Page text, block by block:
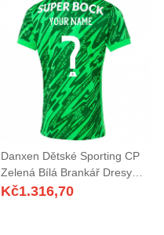
Danxen Dětské Sporting CP
Zelená Bílá Brankář Dresy
2025/26 Dres
Kč1.316,70